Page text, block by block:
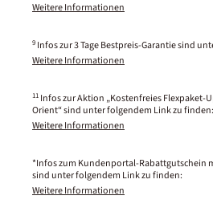
Weitere Informationen
9 Infos zur 3 Tage Bestpreis-Garantie sind
Weitere Informationen
11 Infos zur Aktion „Kostenfreies Flexpaket-
Orient“ sind unter folgendem Link zu finden:
Weitere Informationen
*Infos zum Kundenportal-Rabattgutschein
sind unter folgendem Link zu finden:
Weitere Informationen